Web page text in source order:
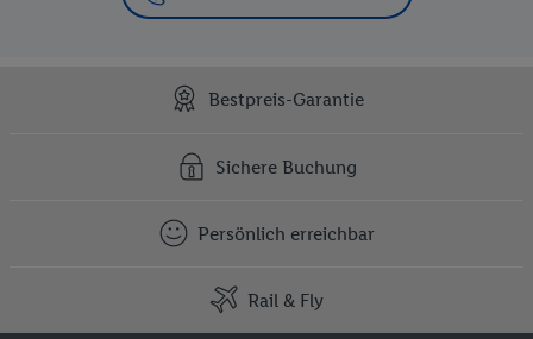
Bestpreis-Garantie
Sichere Buchung
Persönlich erreichbar
Rail & Fly